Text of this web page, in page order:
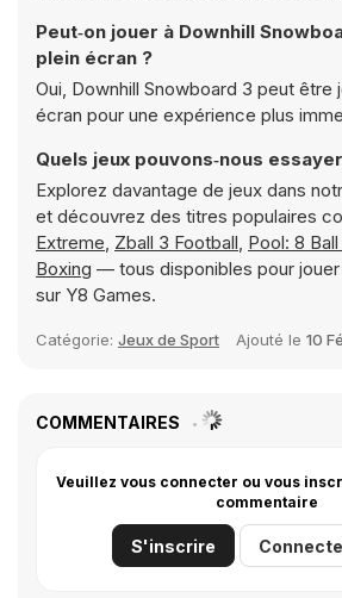
Peut‑on jouer à Downhill
plein écran ?
Oui, Downhill Snowboard 3 peut être
écran pour une expérience plus
Quels jeux pouvons‑nous
Explorez davantage de jeux dans
et découvrez des titres populaires
Extreme, Zball 3 Football, Pool: 8
Boxing — tous disponibles pour
sur Y8 Games.
Catégorie: Jeux de Sport Ajouté le 10
COMMENTAIRES
Veuillez vous connecter ou vous
commentaire
S'inscrire